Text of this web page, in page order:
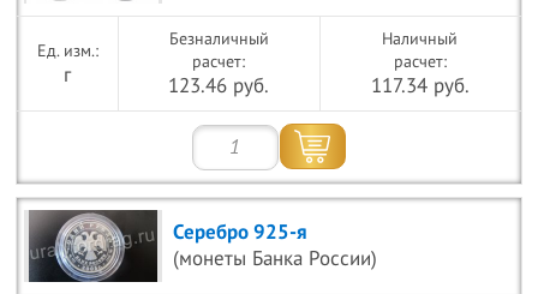
г
Безналичный
расчет:
123.46 руб.
Наличный
расчет:
117.34 руб.
Серебро 925-я
(монеты Банка России)